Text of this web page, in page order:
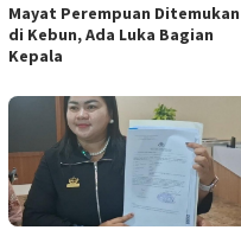
Mayat Perempuan Ditemukan
di Kebun, Ada Luka Bagian
Kepala